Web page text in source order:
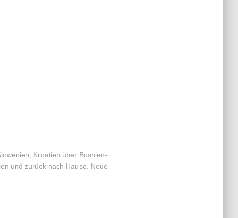
Kroatien über Bosnien-
und zurück nach Hause. Neue